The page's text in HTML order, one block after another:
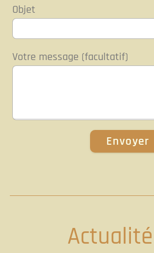
Objet
Votre message (facultatif)
Actualité